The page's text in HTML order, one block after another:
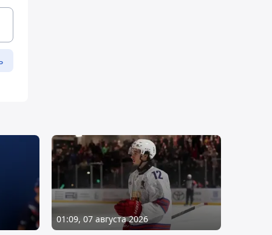
01:09, 07 августа 2026